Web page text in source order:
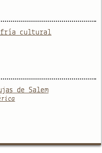
fría cultural
de Salem